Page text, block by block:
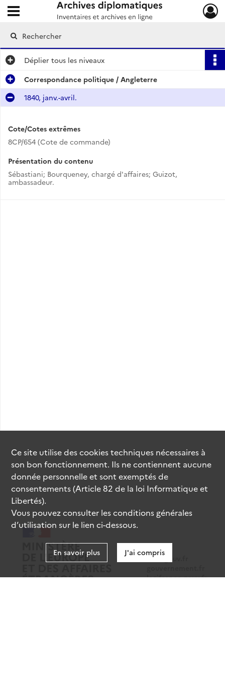
Archives diplomatiques
Ouvrir le menu déroulant
Déplier tous les niveaux
Correspondance politique / Angleterre
1840, janv.-avril.
Cote/Cotes extrêmes
8CP/654 (Cote de commande)
Présentation du contenu
Sébastiani; Bourqueney, chargé d'affaires; Guizot,
ambassadeur.
data.gouv.fr
legifrance.gouv.fr
Ce site utilise descookiestechniques nécessaires à
son bon fonctionnement. Ils ne contiennent aucune
donnée personnelle et sont exemptés de
consentements (Article 82 de la loi Informatique et
Libertés).
Vous pouvez consulter les conditions générales
d’utilisation sur le lien ci-dessous.
En savoir plus J'ai compris